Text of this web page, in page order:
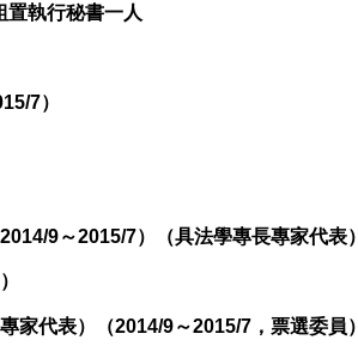
置執行秘書一人
7）
9～2015/7）（具法學專長專家代表）
家代表）（2014/9～2015/7，票選委員）